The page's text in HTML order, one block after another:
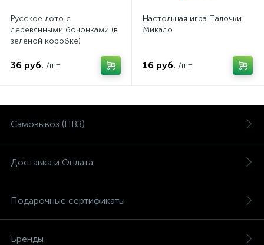
Русское лото с
деревянными бочонками (в
зелёной коробке)
36 руб. /шт
Настольная игра Палочки
Микадо
16 руб. /шт
Самовывоз (ПВЗ)
Доставка и Оплата
Подарочные сертификаты
Бренды